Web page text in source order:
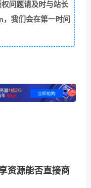
问题请及时与站长
我们会在第一时间
资源能否直接商